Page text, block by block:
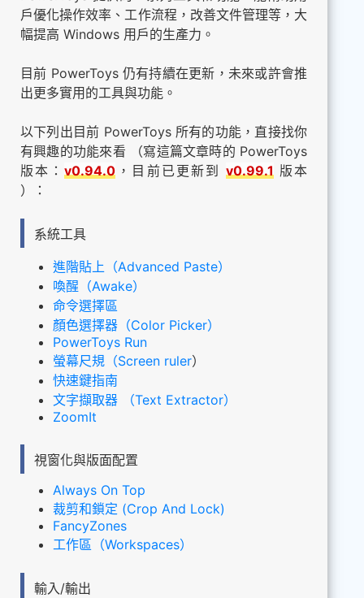
戶優化操作效率、工作流程，改善文件管理等，大
幅提高 Windows 用戶的生產力。
目前 PowerToys 仍有持續在更新，未來或許會推
出更多實用的工具與功能。
以下列出目前 PowerToys 所有的功能，直接找你
有興趣的功能來看 （寫這篇文章時的 PowerToys
版本：v0.94.0 ，目前已更新到v0.99.1 版本
）：
系統工具
進階貼上（Advanced Paste）
喚醒（Awake）
命令選擇區
顏色選擇器（Color Picker）
PowerToys Run
螢幕尺規（Screen ruler）
快速鍵指南
文字擷取器 （Text Extractor）
ZoomIt
視窗化與版面配置
Always On Top
裁剪和鎖定 (Crop And Lock)
FancyZones
工作區（Workspaces）
輸入/輸出